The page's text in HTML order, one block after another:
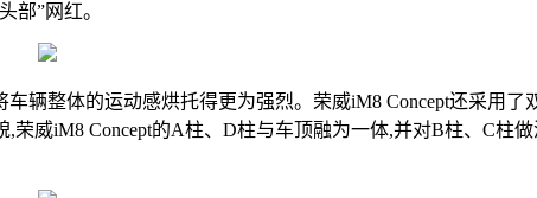
部”网红。
整体的运动感烘托得更为强烈。荣威iM8 Concept还采用了
威iM8 Concept的A柱、D柱与车顶融为一体,并对B柱、C柱